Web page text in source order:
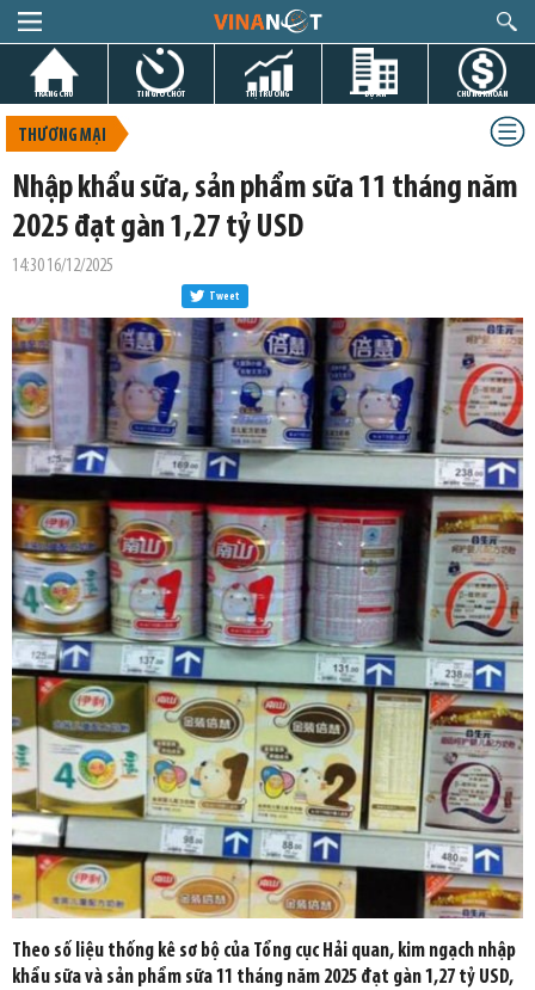
TRANG CHỦ TIN GIỜ CHÓT THỊ TRƯỜNG DỰ ÁN CHỨNG KHOÁN
THƯƠNG MẠI
Nhập khẩu sữa, sản phẩm sữa 11 tháng năm
2025 đạt gàn 1,27 tỷ USD
14:30 16/12/2025
Tweet
Theo số liệu thống kê sơ bộ của Tổng cục Hải quan, kim ngạch nhập
khẩu sữa và sản phẩm sữa 11 tháng năm 2025 đạt gàn 1,27 tỷ USD,